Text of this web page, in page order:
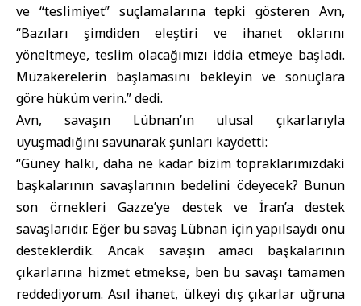
ve “teslimiyet” suçlamalarına tepki gösteren Avn,
“Bazıları şimdiden eleştiri ve ihanet oklarını
yöneltmeye, teslim olacağımızı iddia etmeye başladı.
Müzakerelerin başlamasını bekleyin ve sonuçlara
göre hüküm verin.” dedi.
Avn, savaşın Lübnan’ın ulusal çıkarlarıyla
uyuşmadığını savunarak şunları kaydetti:
“Güney halkı, daha ne kadar bizim topraklarımızdaki
başkalarının savaşlarının bedelini ödeyecek? Bunun
son örnekleri Gazze’ye destek ve İran’a destek
savaşlarıdır. Eğer bu savaş Lübnan için yapılsaydı onu
desteklerdik. Ancak savaşın amacı başkalarının
çıkarlarına hizmet etmekse, ben bu savaşı tamamen
reddediyorum. Asıl ihanet, ülkeyi dış çıkarlar uğruna